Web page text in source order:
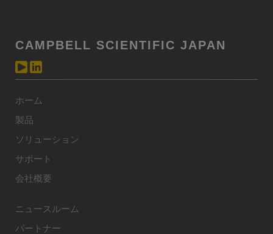
CAMPBELL SCIENTIFIC JAPAN
ホーム
製品
ソリューション
サポート
会社概要
ニュースルーム
パートナー